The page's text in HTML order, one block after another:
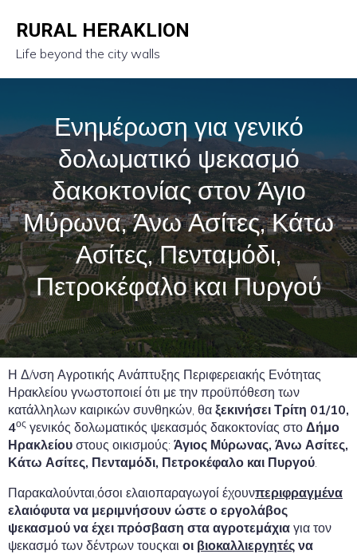
RURAL HERAKLION
Life beyond the city walls
Ενημέρωση για γενικό
δολωματικό ψεκασμό
δακοκτονίας στον Άγιο
Μύρωνα, Άνω Ασίτες, Κάτω
Ασίτες, Πενταμόδι,
Πετροκέφαλο και Πυργού
Η Δ/νση Αγροτικής Ανάπτυξης Περιφερειακής Ενότητας
Ηρακλείου γνωστοποιεί ότι με την προϋπόθεση των
κατάλληλων καιρικών συνθηκών, θα ξεκινήσει Τρίτη 01/10,
4ος γενικός δολωματικός ψεκασμός δακοκτονίας στο Δήμο
Ηρακλείου στους οικισμούς: Άγιος Μύρωνας, Άνω Ασίτες,
Κάτω Ασίτες, Πενταμόδι, Πετροκέφαλο και Πυργού.
Παρακαλούνται,όσοι ελαιοπαραγωγοί έχουνπεριφραγμένα
ελαιόφυτα να μεριμνήσουν ώστε ο εργολάβος
ψεκασμού να έχει πρόσβαση στα αγροτεμάχια για τον
ψεκασμό των δέντρων τουςκαι οι βιοκαλλιεργητές να